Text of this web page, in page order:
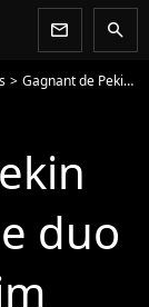
newsletter search
Gagnant de Pekin Express 2013 : le duo Linda et Salim remporte la finale entre sueur, larmes et joie !
duo